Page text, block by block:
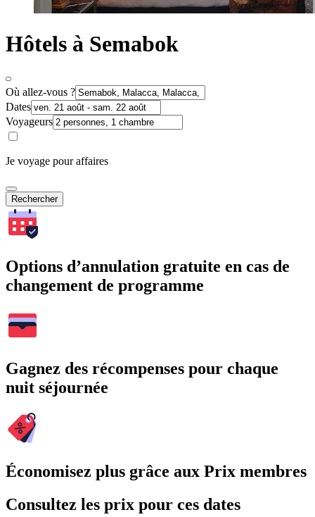
Hôtels à Semabok
Où allez-vous ?
Dates
Voyageurs
Je voyage pour affaires
Rechercher
Options d’annulation gratuite en cas de
changement de programme
Gagnez des récompenses pour chaque
nuit séjournée
Économisez plus grâce aux Prix membres
Consultez les prix pour ces dates